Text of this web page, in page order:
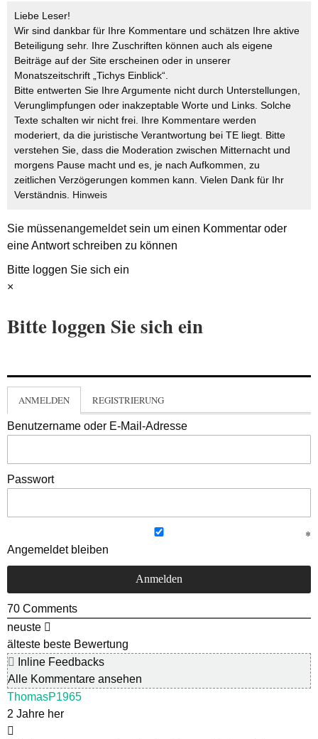
Liebe Leser!
Wir sind dankbar für Ihre Kommentare und schätzen Ihre aktive
Beteiligung sehr. Ihre Zuschriften können auch als eigene
Beiträge auf der Site erscheinen oder in unserer
Monatszeitschrift „Tichys Einblick“.
Bitte entwerten Sie Ihre Argumente nicht durch Unterstellungen,
Verunglimpfungen oder inakzeptable Worte und Links. Solche
Texte schalten wir nicht frei. Ihre Kommentare werden
moderiert, da die juristische Verantwortung bei TE liegt. Bitte
verstehen Sie, dass die Moderation zwischen Mitternacht und
morgens Pause macht und es, je nach Aufkommen, zu
zeitlichen Verzögerungen kommen kann. Vielen Dank für Ihr
Verständnis. Hinweis
Sie müssenangemeldetsein um einen Kommentar oder
eine Antwort schreiben zu können
Bitte loggen Sie sich ein
×
Bitte loggen Sie sich ein
ANMELDEN REGISTRIERUNG
Benutzername oder E-Mail-Adresse
Passwort
Angemeldet bleiben
70 Comments
neuste
älteste beste Bewertung
Inline Feedbacks
Alle Kommentare ansehen
ThomasP1965
2 Jahre her